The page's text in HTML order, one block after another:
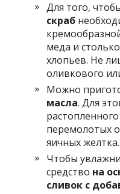
Для того,
скраб
меда и
хлопьев. Не
оливкового
Можно
масла. Для
перемолотых
яичных желтка.
Чтобы
средство на
сливок с